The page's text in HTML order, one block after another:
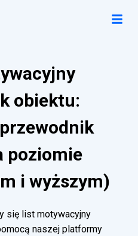
obiektu:
poziomie
i wyższym)
się list motywacyjny
naszej platformy